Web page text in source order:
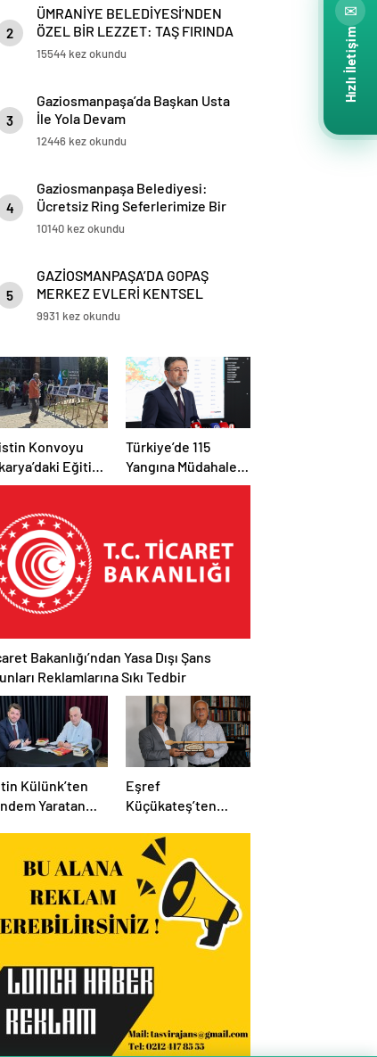
2
ÜMRANİYE BELEDİYESİ’NDEN
ÖZEL BİR LEZZET: TAŞ FIRINDA
SİMİT
15544 kez okundu
3
Gaziosmanpaşa’da Başkan Usta
İle Yola Devam
12446 kez okundu
4
Gaziosmanpaşa Belediyesi:
Ücretsiz Ring Seferlerimize Bir
Yenisi Daha Eklendi
10140 kez okundu
5
GAZİOSMANPAŞA’DA GOPAŞ
MERKEZ EVLERİ KENTSEL
DÖNÜŞÜM PROJESİ’NDE KURA
9931 kez okundu
Konvoyu
Eğitim
Başlıyor
Türkiye’de 115
Yangına Müdahale
Edildi: 110’u Kontrol
Bakanlığı’ndan Yasa Dışı Şans
Reklamlarına Sıkı Tedbir
Külünk’ten
Yaratan
İlişkin
Eşref
Küçükateş’ten
Hüseyin Avni
Mutlu’ya Anlamlı
Ziyaret
✉
Hızlı İletişim